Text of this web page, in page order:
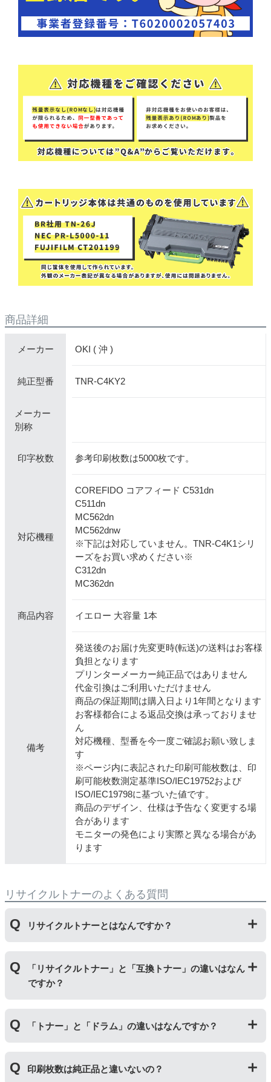
商品詳細
メーカー OKI ( 沖 )
純正型番 TNR-C4KY2
メーカー
別称
印字枚数 参考印刷枚数は5000枚です。
対応機種
COREFIDO コアフィード C531dn
C511dn
MC562dn
MC562dnw
※下記は対応していません。TNR-C4K1シリ
ーズをお買い求めください※
C312dn
MC362dn
商品内容 イエロー 大容量 1本
備考
発送後のお届け先変更時(転送)の送料はお客様
負担となります
プリンターメーカー純正品ではありません
代金引換はご利用いただけません
商品の保証期間は購入日より1年間となります
お客様都合による返品交換は承っておりませ
ん
対応機種、型番を今一度ご確認お願い致しま
す
※ページ内に表記された印刷可能枚数は、印
刷可能枚数測定基準ISO/IEC19752および
ISO/IEC19798に基づいた値です。
商品のデザイン、仕様は予告なく変更する場
合があります
モニターの発色により実際と異なる場合があ
ります
リサイクルトナーのよくある質問
リサイクルトナーとはなんですか？
にて洗浄やトナー(粉)充填をしたうえで、再度販売して
いる商品です。
純正品に比べて、印刷代を節約することができます。
「リサイクルトナー」と「互換トナー」の違いはなん
ですか？
ッジを国内で1本づつ丁寧に製造しているため、比較的
不具合の起きにくい商品です。
「互換トナー」は純正品を模して製造された大量生産さ
れた商品のため、お求めやすい価格になっております。
「トナー」と「ドラム」の違いはなんですか？
ートリッジのことです。「ドラム(感光体ユニット)」は
印刷枚数は純正品と違いないの？